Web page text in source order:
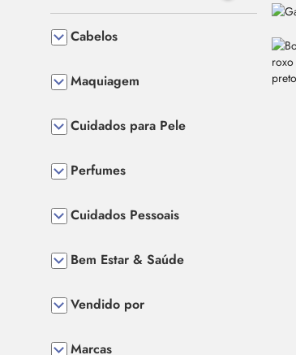
Cabelos
Maquiagem
Cuidados para Pele
Perfumes
Cuidados Pessoais
Bem Estar & Saúde
Vendido por
Marcas